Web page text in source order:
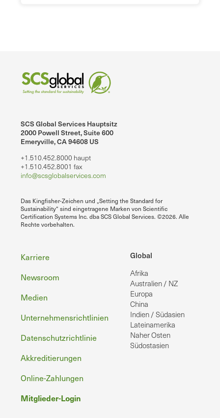
SCS Global Services Hauptsitz
2000 Powell Street, Suite 600
Emeryville, CA 94608 US
+1.510.452.8000 haupt
+1.510.452.8001 fax
info@scsglobalservices.com
Das Kingfisher-Zeichen und „Setting the Standard for
Sustainability“ sind eingetragene Marken von Scientific
Certification Systems Inc. dba SCS Global Services. ©2026. Alle
Rechte vorbehalten.
Global
Afrika
Australien / NZ
Europa
China
Indien / Südasien
Lateinamerika
Naher Osten
Südostasien
Fußzeile
Karriere
Newsroom
Medien
Unternehmensrichtlinien
Datenschutzrichtlinie
Akkreditierungen
Online-Zahlungen
Mitglieder-Login